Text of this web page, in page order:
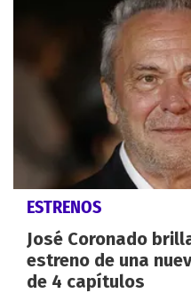
ESTRENOS
José Coronado
estreno de una
de 4 capítulos